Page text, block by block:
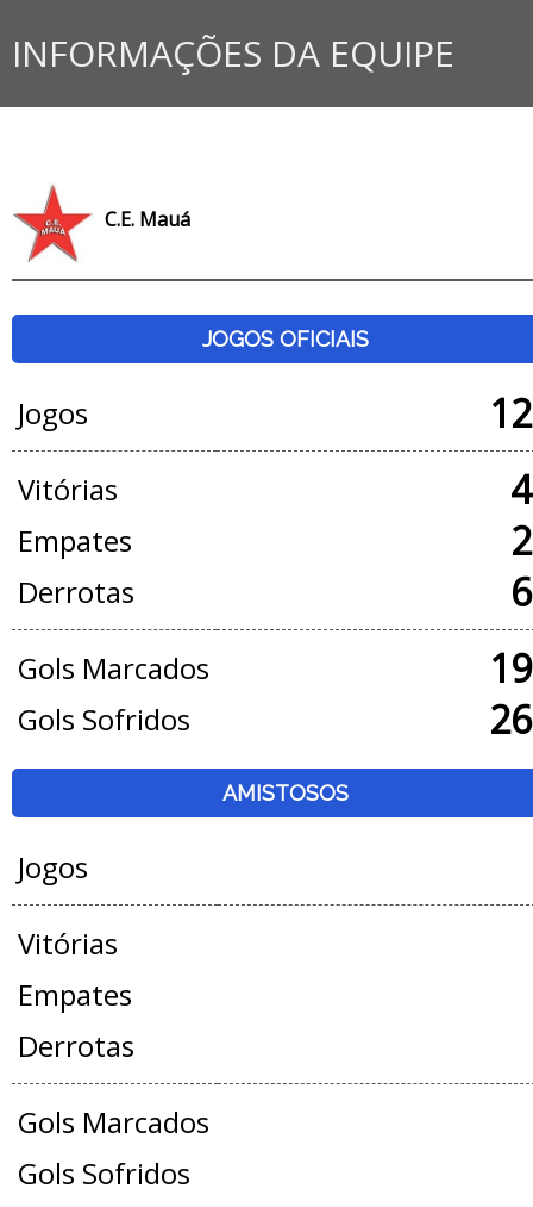
INFORMAÇÕES DA EQUIPE
C.E. Mauá
JOGOS OFICIAIS
Jogos
Vitórias
Empates
Derrotas
Gols Marcados
Gols Sofridos
AMISTOSOS
Jogos
Vitórias
Empates
Derrotas
Gols Marcados
Gols Sofridos